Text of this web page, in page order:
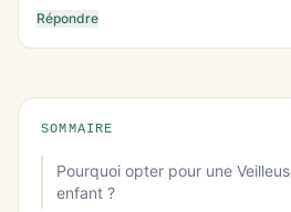
Répondre
SOMMAIRE
Pourquoi opter pour une
enfant ?